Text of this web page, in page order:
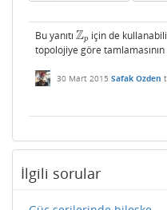
Bu yanıtı Zp
Zp için de
topolojiye göre tamlamasının
30 Mart 2015 Safak Ozden
İlgili sorular